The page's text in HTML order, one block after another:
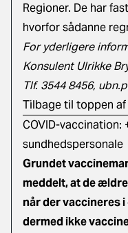
Regioner. De har
hvorfor sådanne
For yderligere
Konsulent Ulrikke
Tlf. 3544 8456,
Tilbage til toppen
COVID-
sundhedspersonale
Grundet
meddelt, at de
når der vaccineres
dermed ikke